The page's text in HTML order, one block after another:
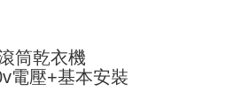
筒乾衣機
電壓+基本安裝